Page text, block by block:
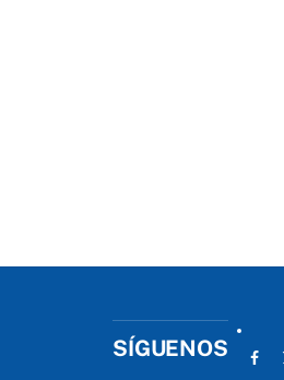
SÍGUENOS